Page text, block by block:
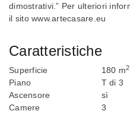
dimostrativi.” Per ulteriori
il sito www.artecasare.eu
Caratteristiche
Superficie 180 m2
Piano
T di 3
Ascensore
sì
Camere
3